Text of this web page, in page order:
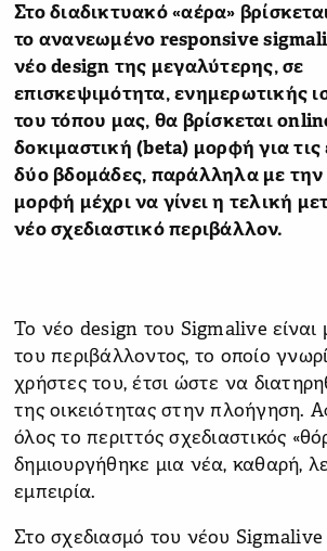
Στο διαδικτυακό «αέρα»
το ανανεωμένο responsive
νέο design της μεγαλύτερης, σε
επισκεψιμότητα, ενημερωτικής
του τόπου μας, θα βρίσκεται
δοκιμαστική (beta) μορφή για τις
δύο βδομάδες, παράλληλα με την
μορφή μέχρι να γίνει η τελική
νέο σχεδιαστικό περιβάλλον.
Το νέο design του Sigmalive είναι
του περιβάλλοντος, το οποίο
χρήστες του, έτσι ώστε να
της οικειότητας στην πλοήγηση.
όλος το περιττός σχεδιαστικός
δημιουργήθηκε μια νέα, καθαρή,
εμπειρία.
Στο σχεδιασμό του νέου